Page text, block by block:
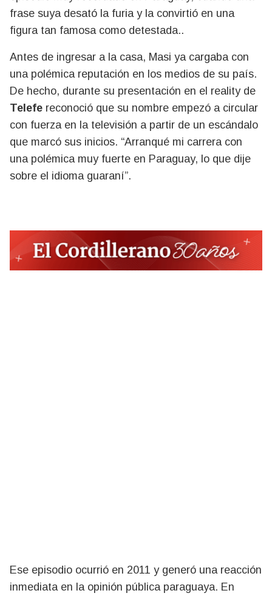
frase suya desató la furia y la convirtió en una
figura tan famosa como detestada..
Antes de ingresar a la casa, Masi ya cargaba con
una polémica reputación en los medios de su país.
De hecho, durante su presentación en el reality de
Telefe reconoció que su nombre empezó a circular
con fuerza en la televisión a partir de un escándalo
que marcó sus inicios. “Arranqué mi carrera con
una polémica muy fuerte en Paraguay, lo que dije
sobre el idioma guaraní”.
Ese episodio ocurrió en 2011 y generó una reacción
inmediata en la opinión pública paraguaya. En